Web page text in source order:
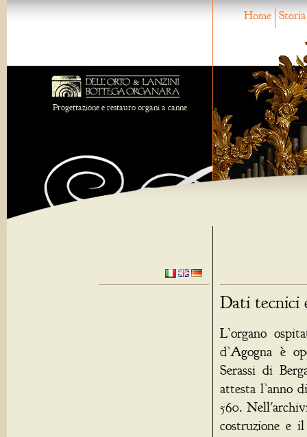
Home Storia
Progettazione e restauro organi a canne
Dati tecnici
L’organo
d’Agogna è
Serassi di
attesta l’anno
560.
costruzione e